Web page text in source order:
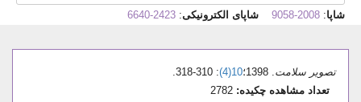
شاپا:
2008-9058 شاپای الکترونیکی:
2423-6640
تصویر سلامت. 1398؛ 10(4)
: 310-318.
تعداد مشاهده چکیده: